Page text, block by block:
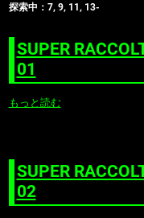
探索中：7, 9, 11, 13-
SUPER
01
もっと読む
SUPER
02